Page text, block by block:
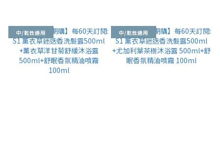
中/乾性適用 中/乾性適用